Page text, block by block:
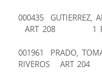
000435 GUTIERREZ,
ART 208 1
001961 PRADO,
RIVEROS ART